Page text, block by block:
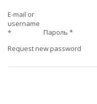
E-mail or
username
*
Пароль *
Request new password